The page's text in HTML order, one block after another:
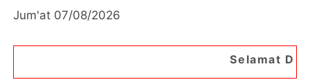
Jum'at 07/08/2026
Selamat Datang di Portal